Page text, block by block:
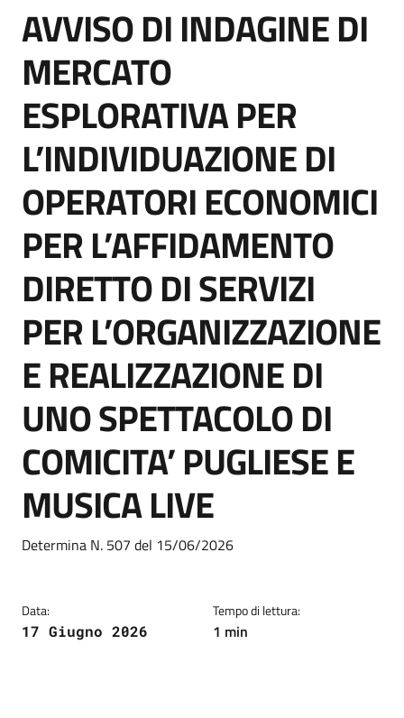
AVVISO DI INDAGINE DI
MERCATO
ESPLORATIVA PER
L’INDIVIDUAZIONE DI
OPERATORI ECONOMICI
PER L’AFFIDAMENTO
DIRETTO DI SERVIZI
PER L’ORGANIZZAZIONE
E REALIZZAZIONE DI
UNO SPETTACOLO DI
COMICITA’ PUGLIESE E
MUSICA LIVE
Dettagli della notizia
Determina N. 507 del 15/06/2026
Data:
17 Giugno 2026
Tempo di lettura:
1 min